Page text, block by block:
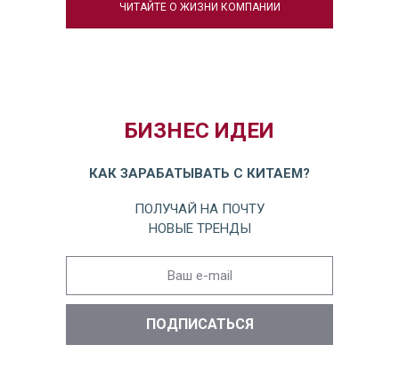
ЧИТАЙТЕ О ЖИЗНИ КОМПАНИИ
БИЗНЕС ИДЕИ
КАК ЗАРАБАТЫВАТЬ С КИТАЕМ?
ПОЛУЧАЙ НА ПОЧТУ
НОВЫЕ ТРЕНДЫ